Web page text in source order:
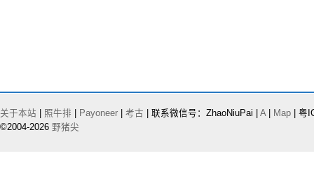
关于本站 照牛排 Payoneer 考古 | 联系微信号：ZhaoNiuPai | A| Map | 粤
©2004-2026 野猪尖